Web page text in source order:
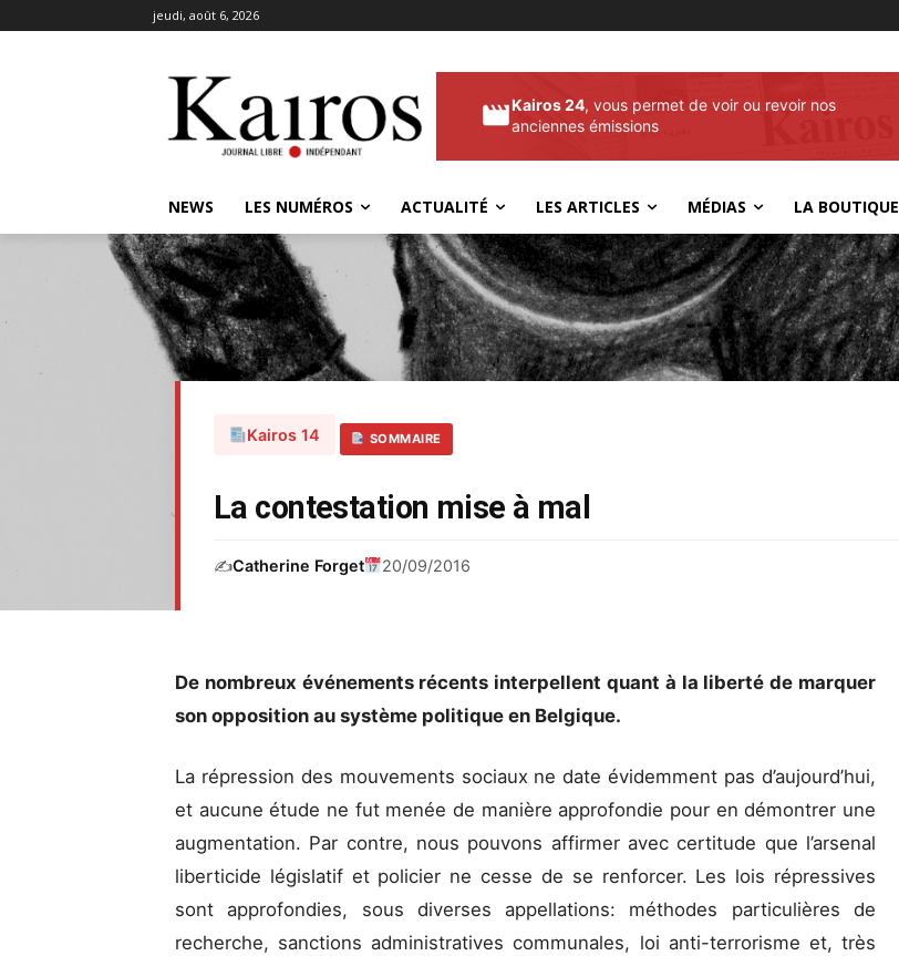
jeudi, août 6, 2026
Kairos 24, vous permet de voir ou revoir nos
anciennes émissions
NEWS LES NUMÉROS ACTUALITÉ LES ARTICLES MÉDIAS LA BOUTIQUE
Kairos 14 SOMMAIRE
La contestation mise à mal
✍️Catherine Forget 20/09/2016
De nombreux événements récents interpellent quant à la liberté de marquer
son opposition au système politique en Belgique.
La répression des mouvements sociaux ne date évidemment pas d’aujourd’hui,
et aucune étude ne fut menée de manière approfondie pour en démontrer une
augmentation. Par contre, nous pouvons affirmer avec certitude que l’arsenal
liberticide législatif et policier ne cesse de se renforcer. Les lois répressives
sont approfondies, sous diverses appellations: méthodes particulières de
recherche, sanctions administratives communales, loi anti-terrorisme et, très